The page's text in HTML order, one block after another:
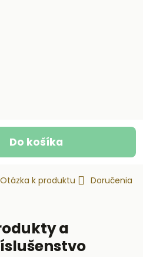
Do košíka
Otázka k produktu
Doručenia
a